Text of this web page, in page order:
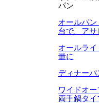
パン
オールパン
台で。ア
オールライ
量に
ディナーパ
ワイドオー
両手鍋タイ